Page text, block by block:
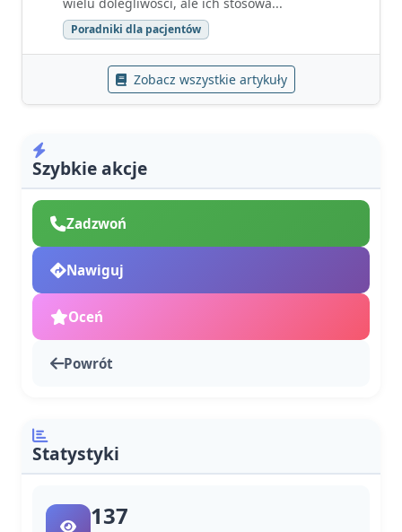
Poradniki dla pacjentów
Zobacz wszystkie artykuły
Szybkie akcje
Zadzwoń
Nawiguj
Oceń
Powrót
Statystyki
137